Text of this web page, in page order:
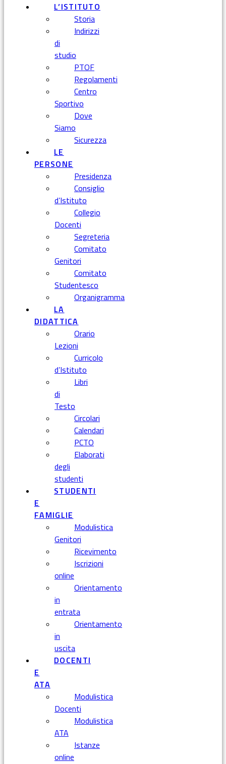
L’ISTITUTO
Storia
Indirizzi
di
studio
PTOF
Regolamenti
Centro
Sportivo
Dove
Siamo
Sicurezza
LE
PERSONE
Presidenza
Consiglio
d’Istituto
Collegio
Docenti
Segreteria
Comitato
Genitori
Comitato
Studentesco
Organigramma
LA
DIDATTICA
Orario
Lezioni
Curricolo
d’Istituto
Libri
di
Testo
Circolari
Calendari
PCTO
Elaborati
degli
studenti
STUDENTI
E
FAMIGLIE
Modulistica
Genitori
Ricevimento
Iscrizioni
online
Orientamento
in
entrata
Orientamento
in
uscita
DOCENTI
E
ATA
Modulistica
Docenti
Modulistica
ATA
Istanze
online